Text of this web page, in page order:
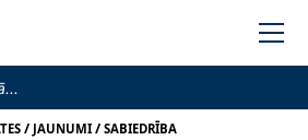
/ JAUNUMI/ SABIEDRĪBA